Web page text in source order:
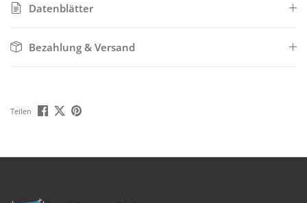
Datenblätter
Bezahlung & Versand
Teilen